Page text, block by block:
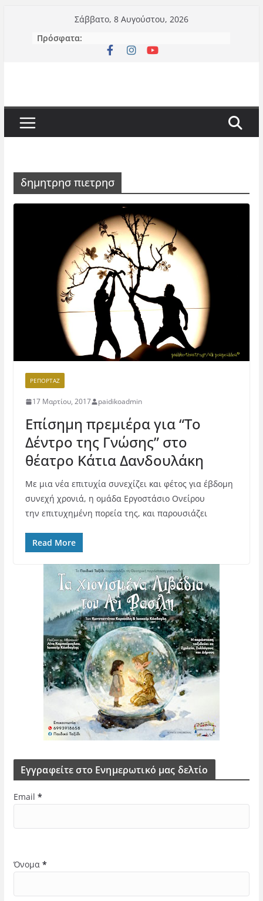
περιεχόμενο
Σάββατο, 8 Αυγούστου, 2026
Πρόσφατα:
δημητρησ πιετρησ
ΡΕΠΟΡΤΆΖ
17 Μαρτίου, 2017 paidikoadmin
Επίσημη πρεμιέρα για “Το
Δέντρο της Γνώσης” στο
θέατρο Κάτια Δανδουλάκη
Με μια νέα επιτυχία συνεχίζει και φέτος για έβδομη
συνεχή χρονιά, η ομάδα Εργοστάσιο Ονείρου
την επιτυχημένη πορεία της, και παρουσιάζει
Read More
Εγγραφείτε στο Ενημερωτικό μας δελτίο
Email *
Όνομα *